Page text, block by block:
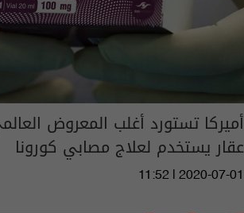
أميركا تستورد أغلب المعروض
عقار يستخدم لعلاج مصابي كورونا
11:52 | 2020-07-01